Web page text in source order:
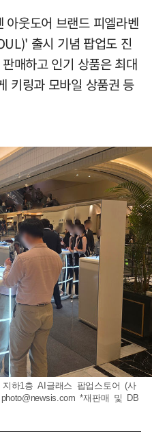
웃도어 브랜드 피엘라벤
출시 기념 팝업도 진
매하고 인기 상품은 최대
키링과 모바일 상품권 등
하1층 AI글래스 팝업스토어 (사
photo@newsis.com *재판매 및 DB